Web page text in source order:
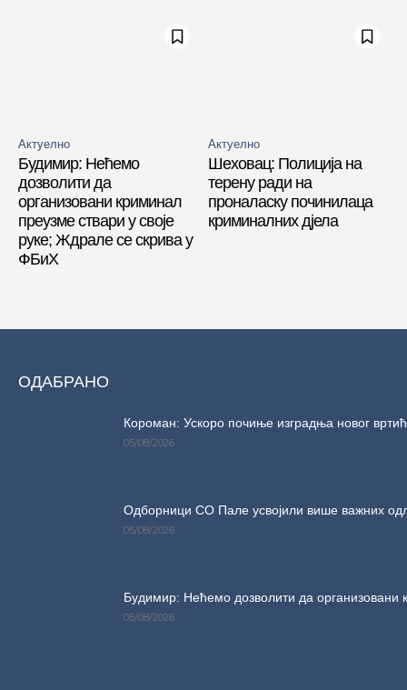
Актуелно
Будимир: Нећемо
дозволити да
организовани криминал
преузме ствари у своје
руке; Ждрале се скрива у
ФБиХ
Актуелно
Шеховац: Полиција на
терену ради на
проналаску починилаца
криминалних дјела
ОДАБРАНО
Короман: Ускоро почиње изградња новог
05/08/2026
Одборници СО Пале усвојили више важних
05/08/2026
Будимир: Нећемо дозволити да организовани
05/08/2026